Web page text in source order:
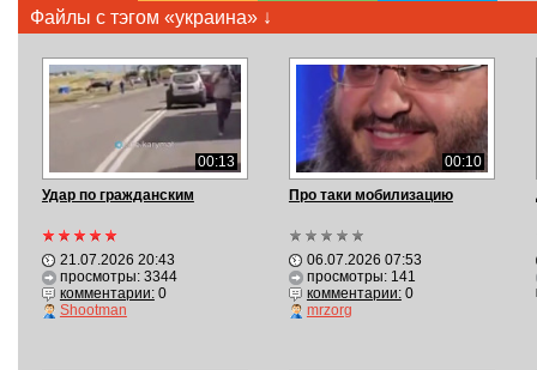
Файлы с тэгом «украина» ↓
00:13
Удар по гражданским
21.07.2026 20:43
просмотры: 3344
комментарии:0
Shootman
00:10
Про таки мобилизацию
06.07.2026 07:53
просмотры: 141
комментарии:0
mrzorg